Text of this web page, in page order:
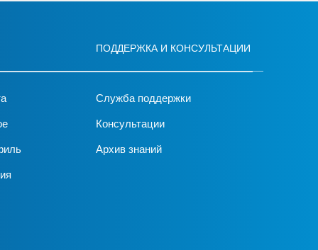
ПОДДЕРЖКА И КОНСУЛЬТАЦИИ
Служба поддержки
Консультации
Архив знаний